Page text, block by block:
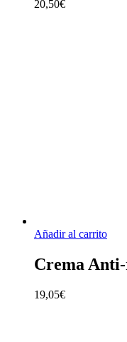
20,50€
Añadir al carrito
Crema Anti-
19,05€